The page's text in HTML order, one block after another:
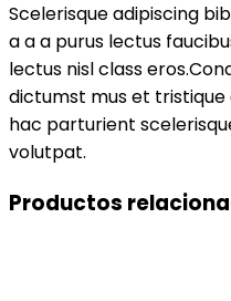
Scelerisque adipiscing
a a a purus lectus
lectus nisl class
dictumst mus et
hac parturient
volutpat.
Productos